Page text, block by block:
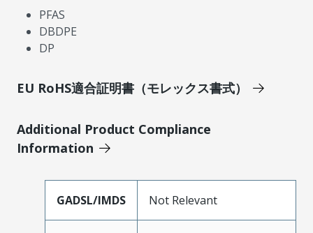
PFAS
DBDPE
DP
EU RoHS適合証明書（モレックス書式）
Additional Product Compliance
Information
GADSL/IMDS Not Relevant